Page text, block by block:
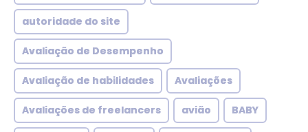
autoridade do site
Avaliação de Desempenho
Avaliação de habilidades Avaliações
Avaliações de freelancers avião BABY